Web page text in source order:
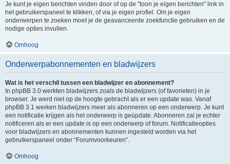
Je kunt je eigen berichten vinden door of op de "toon je eigen berichten" link in
het gebruikerspaneel te klikken, of via je eigen profiel. Om je eigen
onderwerpen te zoeken moet je de geavanceerde zoekfunctie gebruiken en de
nodige opties invullen.
Omhoog
Onderwerpabonnementen en bladwijzers
Wat is het verschil tussen een bladwijzer en abonnement?
In phpBB 3.0 werkten bladwijzers zoals de bladwijzers (of favorieten) in je
browser. Je werd niet op de hoogte gebracht als er een update was. Vanaf
phpBB 3.1 werken bladwijzers meer als abonneren op een onderwerp. Je kunt
een notificatie krijgen als het onderwerp is geüpdate. Abonneren zal je echter
notificeren als er een update is op een onderwerp of forum. Notificatieopties
voor bladwijzers en abonnementen kunnen ingesteld worden via het
gebruikerspaneel onder “Forumvoorkeuren”.
Omhoog